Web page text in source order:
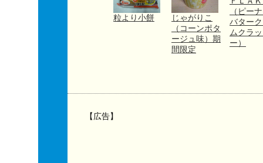
粒より小餅
じゃがりこ
（コーンポタ
ージュ味）期
間限定
（ピー
バター
ムクラ
ー）
【広告】